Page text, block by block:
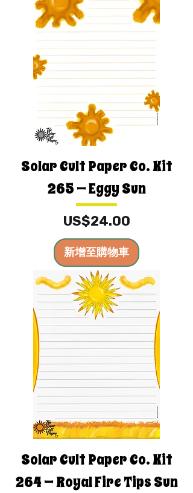
Solar Cult Paper Co. Kit
265 — Eggy Sun
價格
US$24.00
新增至購物車
Solar Cult Paper Co. Kit
264 — Royal Fire Tips Sun